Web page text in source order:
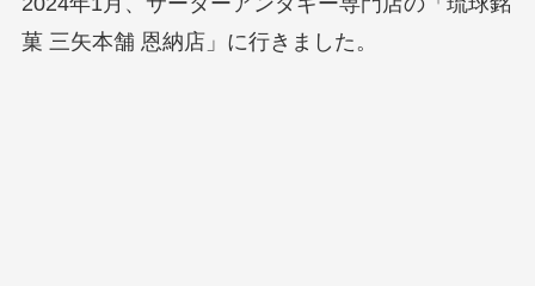
菓 三矢本舗 恩納店」に行きました。